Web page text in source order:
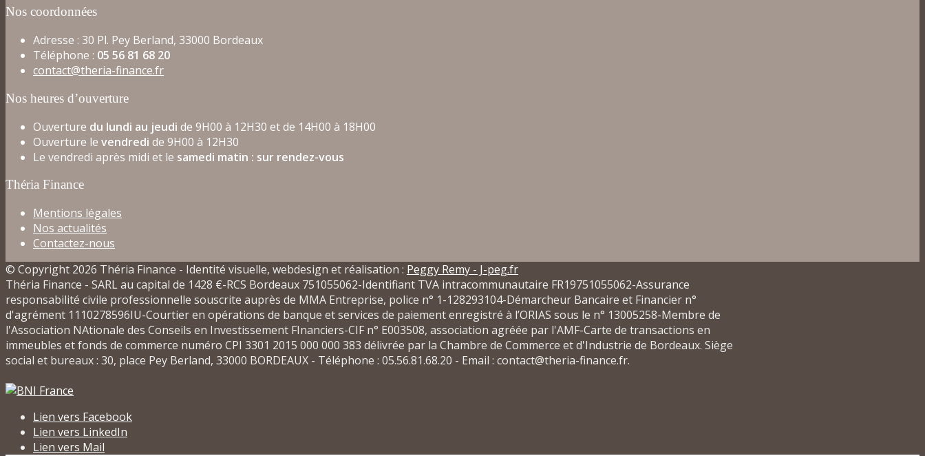
Nos coordonnées
Adresse : 30 Pl. Pey Berland, 33000 Bordeaux
Téléphone : 05 56 81 68 20
contact@theria-finance.fr
Nos heures d’ouverture
Ouverture du lundi au jeudi de 9H00 à 12H30 et de 14H00 à 18H00
Ouverture le vendredi de 9H00 à 12H30
Le vendredi après midi et le samedi matin : sur rendez-vous
Théria Finance
Mentions légales
Nos actualités
Contactez-nous
© Copyright 2026 Théria Finance - Identité visuelle, webdesign et réalisation : Peggy Remy - J-peg.fr
Théria Finance - SARL au capital de 1428 €-RCS Bordeaux 751055062-Identifiant TVA intracommunautaire FR19751055062-Assurance
responsabilité civile professionnelle souscrite auprès de MMA Entreprise, police n° 1-128293104-Démarcheur Bancaire et Financier n°
d'agrément 1110278596IU-Courtier en opérations de banque et services de paiement enregistré à l’ORIAS sous le n° 13005258-Membre de
l'Association NAtionale des Conseils en Investissement FInanciers-CIF n° E003508, association agréée par l'AMF-Carte de transactions en
immeubles et fonds de commerce numéro CPI 3301 2015 000 000 383 délivrée par la Chambre de Commerce et d'Industrie de Bordeaux. Siège
social et bureaux : 30, place Pey Berland, 33000 BORDEAUX - Téléphone : 05.56.81.68.20 - Email : contact@theria-finance.fr.
Lien vers Facebook
Lien vers LinkedIn
Lien vers Mail